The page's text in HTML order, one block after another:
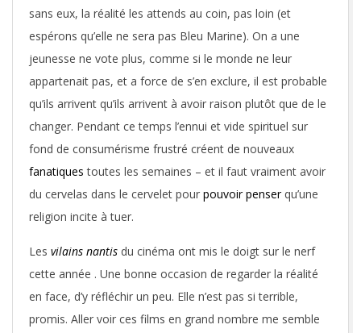
sans eux, la réalité les attends au coin, pas loin (et
espérons qu’elle ne sera pas Bleu Marine). On a une
jeunesse ne vote plus, comme si le monde ne leur
appartenait pas, et a force de s’en exclure, il est probable
qu’ils arrivent qu’ils arrivent à avoir raison plutôt que de le
changer. Pendant ce temps l’ennui et vide spirituel sur
fond de consumérisme frustré créent de nouveaux
fanatiquestoutes les semaines – et il faut vraiment avoir
du cervelas dans le cervelet pour pouvoir penserqu’une
religion incite à tuer.
Les vilains nantis du cinéma ont mis le doigt sur le nerf
cette année . Une bonne occasion de regarder la réalité
en face, d’y réfléchir un peu. Elle n’est pas si terrible,
promis. Aller voir ces films en grand nombre me semble